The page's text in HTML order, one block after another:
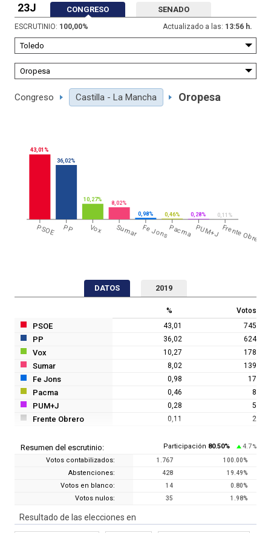
23J CONGRESO SENADO
ESCRUTINIO: 100,00% Actualizado a las: 13:56 h.
Congreso Castilla - La Mancha Oropesa
PSOE PP Vox Sumar Fe JonsPacma PUM+J Frente Obrero
43,01%
36,02%
10,27%
8,02%
0,98%
0,46% 0,28% 0,11%
DATOS 2019
% Votos
PSOE 43,01 745
PP 36,02 624
Vox 10,27 178
Sumar 8,02 139
Fe Jons 0,98 17
Pacma 0,46 8
PUM+J 0,28 5
Frente Obrero 0,11 2
Resumen del escrutinio: Participación 80.50% 4.7 %
Votos contabilizados: 1.767 100.00%
Abstenciones: 428 19.49%
Votos en blanco: 14 0.80%
Votos nulos: 35 1.98%
Resultado de las elecciones en